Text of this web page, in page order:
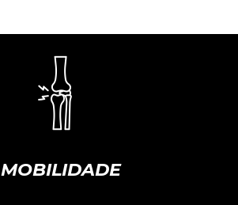
MOBILIDADE